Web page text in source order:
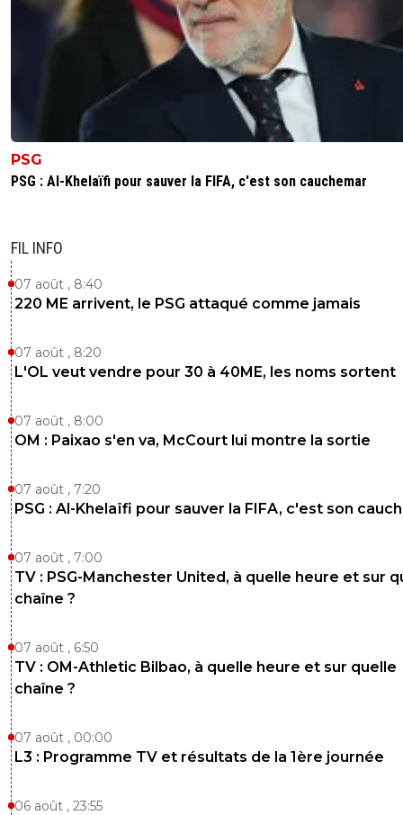
PSG
PSG : Al-Khelaïfi pour sauver la FIFA, c'est son cauchemar
FIL INFO
07 août , 8:40
220 ME arrivent, le PSG attaqué comme jamais
07 août , 8:20
L'OL veut vendre pour 30 à 40ME, les noms sortent
07 août , 8:00
OM : Paixao s'en va, McCourt lui montre la sortie
07 août , 7:20
PSG : Al-Khelaïfi pour sauver la FIFA, c'est son
07 août , 7:00
TV : PSG-Manchester United, à quelle heure et sur
chaîne ?
07 août , 6:50
TV : OM-Athletic Bilbao, à quelle heure et sur quelle
chaîne ?
07 août , 00:00
L3 : Programme TV et résultats de la 1ère journée
06 août , 23:55